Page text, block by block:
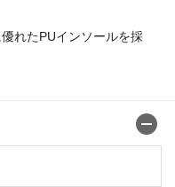
れたPUインソールを採